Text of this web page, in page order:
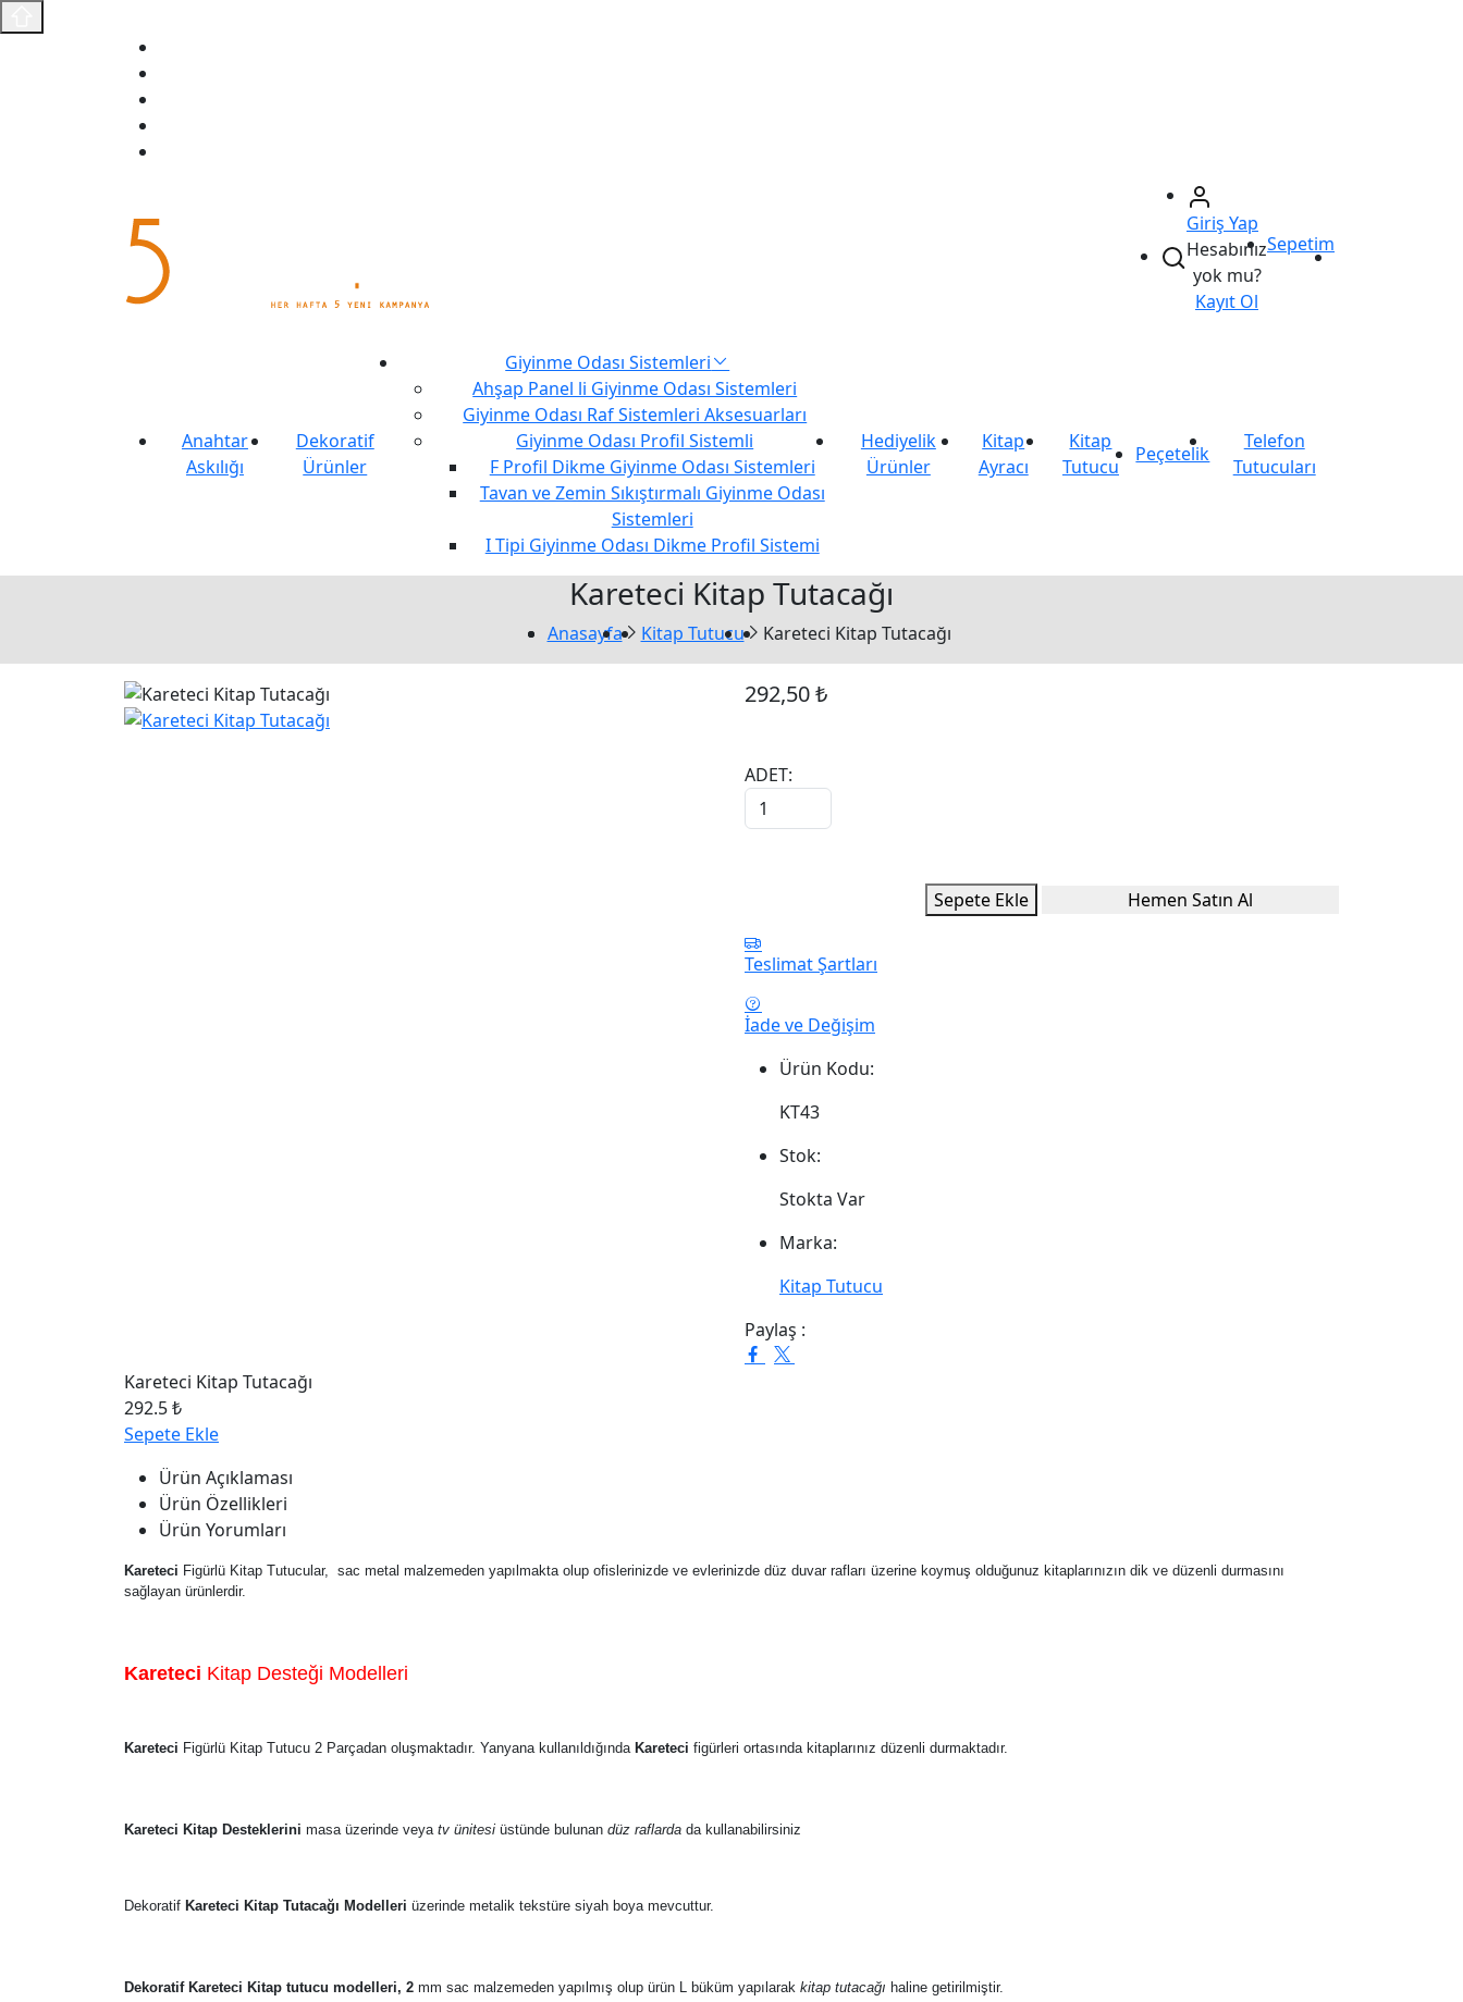
Giriş Yap
Hesabınız
yok mu?
Kayıt Ol
Sepetim
Anahtar
Askılığı
Dekoratif
Ürünler
Giyinme Odası Sistemleri
Ahşap Panel li Giyinme Odası Sistemleri
Giyinme Odası Raf Sistemleri Aksesuarları
Giyinme Odası Profil Sistemli
F Profil Dikme Giyinme Odası Sistemleri
Tavan ve Zemin Sıkıştırmalı Giyinme Odası
Sistemleri
I Tipi Giyinme Odası Dikme Profil Sistemi
Hediyelik
Ürünler
Kitap
Ayracı
Kitap
Tutucu
Peçetelik
Telefon
Tutucuları
Kareteci Kitap Tutacağı
Anasayfa Kitap Tutucu Kareteci Kitap Tutacağı
292,50 ₺
ADET:
Sepete Ekle Hemen Satın Al
Teslimat Şartları
İade ve Değişim
Ürün Kodu:
KT43
Stok:
Stokta Var
Marka:
Kitap Tutucu
Paylaş :
Kareteci Kitap Tutacağı
292.5 ₺
Sepete Ekle
Ürün Açıklaması
Ürün Özellikleri
Ürün Yorumları
Kareteci Figürlü Kitap Tutucular, sac metal malzemeden yapılmakta olup ofislerinizde ve evlerinizde düz duvar rafları üzerine koymuş olduğunuz kitaplarınızın dik ve düzenli durmasını
sağlayan ürünlerdir.
Kareteci Kitap Desteği Modelleri
Kareteci Figürlü Kitap Tutucu 2 Parçadan oluşmaktadır. Yanyana kullanıldığında Kareteci figürleri ortasında kitaplarınız düzenli durmaktadır.
Kareteci Kitap Desteklerini masa üzerinde veya tv ünitesi üstünde bulunan düz raflarda da kullanabilirsiniz
Dekoratif Kareteci Kitap Tutacağı Modelleri üzerinde metalik tekstüre siyah boya mevcuttur.
Dekoratif Kareteci Kitap tutucu modelleri, 2 mm sac malzemeden yapılmış olup ürün L büküm yapılarak kitap tutacağı haline getirilmiştir.